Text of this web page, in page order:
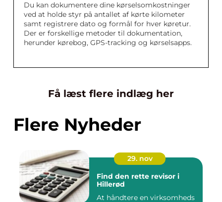
Du kan dokumentere dine kørselsomkostninger
ved at holde styr på antallet af kørte kilometer
samt registrere dato og formål for hver køretur.
Der er forskellige metoder til dokumentation,
herunder kørebog, GPS-tracking og kørselsapps.
Få læst flere indlæg her
Flere Nyheder
29. nov
Find den rette revisor i
Hillerød
At håndtere en virksomheds